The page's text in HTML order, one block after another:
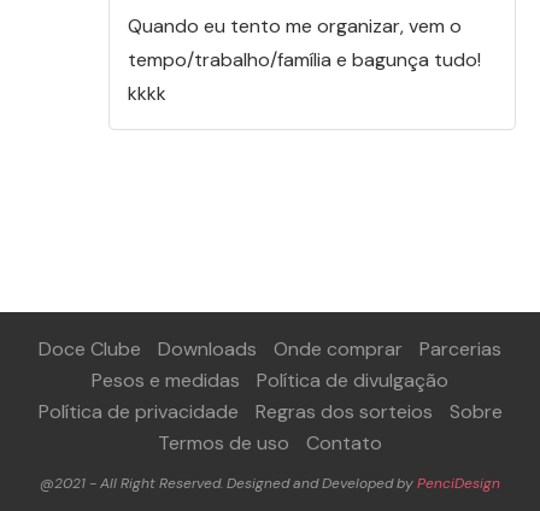
Quando eu tento me organizar, vem o
tempo/trabalho/família e bagunça tudo!
kkkk
Doce Clube Downloads Onde comprar
Parcerias
Pesos e medidas
Política de divulgação
Política de privacidade
Regras dos sorteios
Sobre
Termos de uso
Contato
@2021 - All Right Reserved. Designed and Developed byPenciDesign